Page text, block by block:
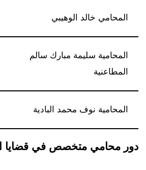
المحامي خالد الوهيبي
المحامية سليمة مبارك سالم
المطاعنية
المحامية نوف محمد البادية
دور محامي متخصص في قضايا